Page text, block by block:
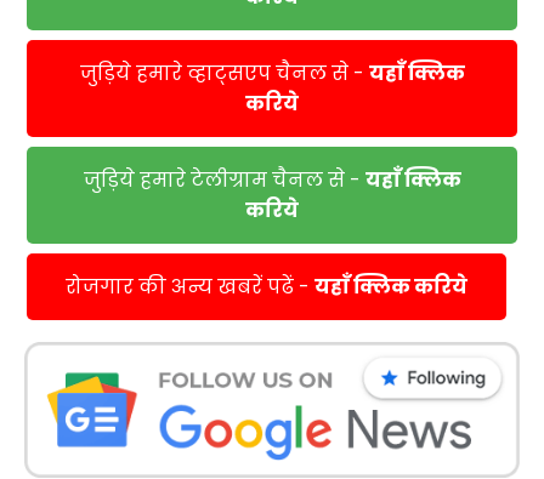
जुड़िये हमारे व्हाट्सएप चैनल से - यहाँ क्लिक
करिये
जुड़िये हमारे टेलीग्राम चैनल से - यहाँ क्लिक
करिये
रोजगार की अन्य खबरें पढें - यहाँ क्लिक करिये